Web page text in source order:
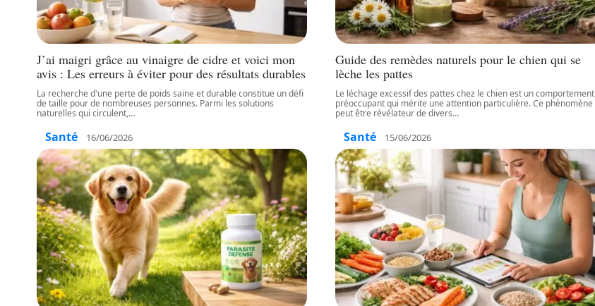
J’ai maigri grâce au vinaigre de cidre et voici mon
avis : Les erreurs à éviter pour des résultats durables
La recherche d'une perte de poids saine et durable constitue un défi
de taille pour de nombreuses personnes. Parmi les solutions
naturelles qui circulent,…
Santé 16/06/2026
Guide des remèdes naturels pour le chien qui se
lèche les pattes
Le léchage excessif des pattes chez le chien est un comportement
préoccupant qui mérite une attention particulière. Ce phénomène
peut être révélateur de divers…
Santé 15/06/2026